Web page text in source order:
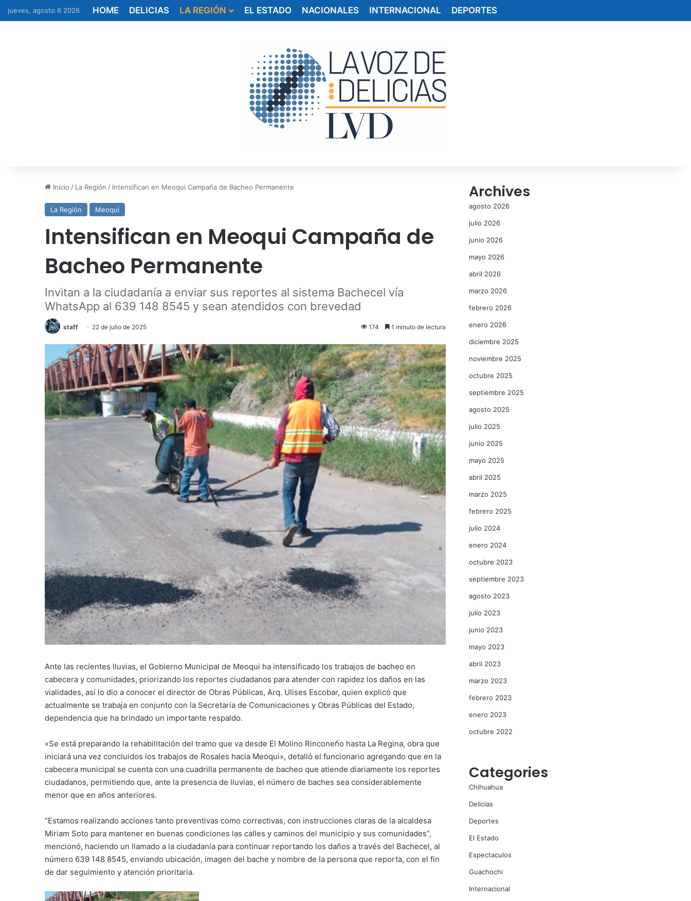
jueves, agosto 6 2026 HOME DELICIAS LA REGIÓN EL ESTADO NACIONALES INTERNACIONAL DEPORTES
Inicio / La Región / Intensifican en Meoqui Campaña de Bacheo Permanente
La Región Meoqui
Intensifican en Meoqui Campaña de
Bacheo Permanente
Invitan a la ciudadanía a enviar sus reportes al sistema Bachecel vía
WhatsApp al 639 148 8545 y sean atendidos con brevedad
staff 22 de julio de 2025 174 1 minuto de lectura
Ante las recientes lluvias, el Gobierno Municipal de Meoqui ha intensificado los trabajos de bacheo en
cabecera y comunidades, priorizando los reportes ciudadanos para atender con rapidez los daños en las
vialidades, así lo dio a conocer el director de Obras Públicas, Arq. Ulises Escobar, quien explicó que
actualmente se trabaja en conjunto con la Secretaría de Comunicaciones y Obras Públicas del Estado,
dependencia que ha brindado un importante respaldo.
«Se está preparando la rehabilitación del tramo que va desde El Molino Rinconeño hasta La Regina, obra que
iniciará una vez concluidos los trabajos de Rosales hacia Meoqui», detalló el funcionario agregando que en la
cabecera municipal se cuenta con una cuadrilla permanente de bacheo que atiende diariamente los reportes
ciudadanos, permitiendo que, ante la presencia de lluvias, el número de baches sea considerablemente
menor que en años anteriores.
“Estamos realizando acciones tanto preventivas como correctivas, con instrucciones claras de la alcaldesa
Miriam Soto para mantener en buenas condiciones las calles y caminos del municipio y sus comunidades”,
mencionó, haciendo un llamado a la ciudadanía para continuar reportando los daños a través del Bachecel, al
número 639 148 8545, enviando ubicación, imagen del bache y nombre de la persona que reporta, con el fin
de dar seguimiento y atención prioritaria.
Archives
agosto 2026
julio 2026
junio 2026
mayo 2026
abril 2026
marzo 2026
febrero 2026
enero 2026
diciembre 2025
noviembre 2025
octubre 2025
septiembre 2025
agosto 2025
julio 2025
junio 2025
mayo 2025
abril 2025
marzo 2025
febrero 2025
julio 2024
enero 2024
octubre 2023
septiembre 2023
agosto 2023
julio 2023
junio 2023
mayo 2023
abril 2023
marzo 2023
febrero 2023
enero 2023
octubre 2022
Categories
Chihuahua
Delicias
Deportes
El Estado
Espectaculos
Guachochi
Internacional